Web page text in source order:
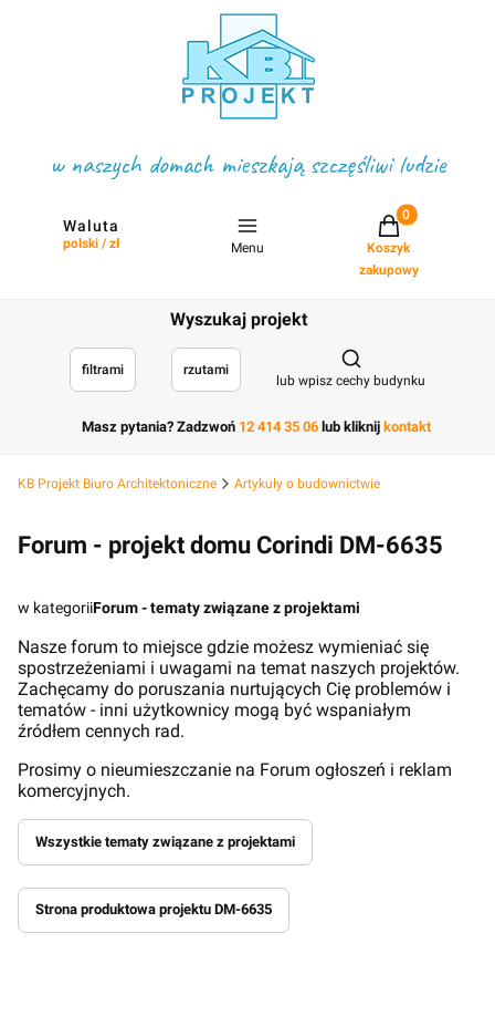
w naszych domach mieszkają szczęśliwi ludzie
Waluta
polski / zł Menu
Projekty w
Koszyk
zakupowy
Wyszukaj projekt
filtrami rzutami
Otwórz
lub wpisz cechy budynku
Masz pytania? Zadzwoń 12 414 35 06 lub kliknij kontakt
KB Projekt Biuro Architektoniczne Artykuły o budownictwie
Forum - projekt domu Corindi DM-6635
w kategoriiForum - tematy związane z projektami
Nasze forum to miejsce gdzie możesz wymieniać się
spostrzeżeniami i uwagami na temat naszych projektów.
Zachęcamy do poruszania nurtujących Cię problemów i
tematów - inni użytkownicy mogą być wspaniałym
źródłem cennych rad.
Prosimy o nieumieszczanie na Forum ogłoszeń i reklam
komercyjnych.
Wszystkie tematy związane z projektami
Strona produktowa projektu DM-6635